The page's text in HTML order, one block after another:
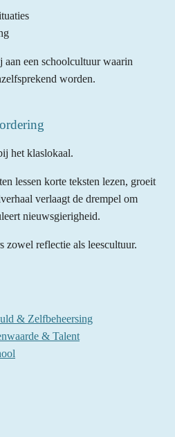
aan een schoolcultuur waarin
worden.
het klaslokaal.
lessen korte teksten lezen, groeit
verlaagt de drempel om
nieuwsgierigheid.
zowel reflectie als leescultuur.
& Zelfbeheersing
& Talent